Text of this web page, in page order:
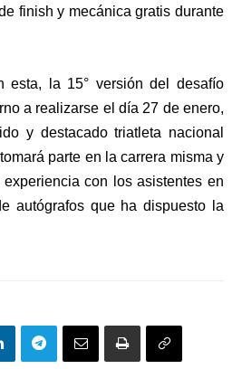
finish y mecánica gratis durante
esta, la 15° versión del desafío
a realizarse el día 27 de enero,
y destacado triatleta nacional
parte en la carrera misma y
con los asistentes en
autógrafos que ha dispuesto la